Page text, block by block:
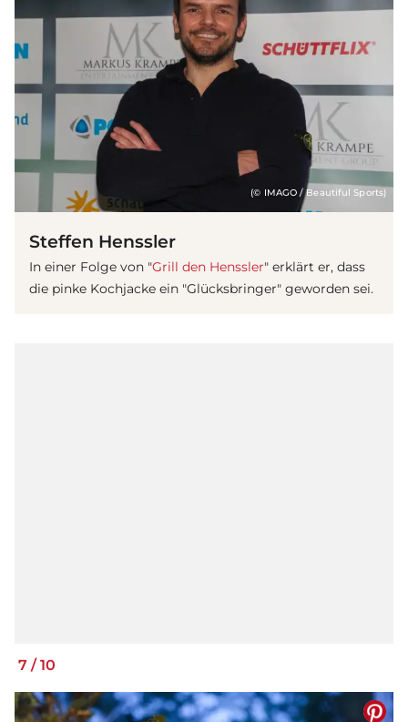
(© IMAGO / Beautiful Sports)
Steffen Henssler
In einer Folge von "Grill den Henssler" erklärt er, dass
die pinke Kochjacke ein "Glücksbringer" geworden sei.
7 /10